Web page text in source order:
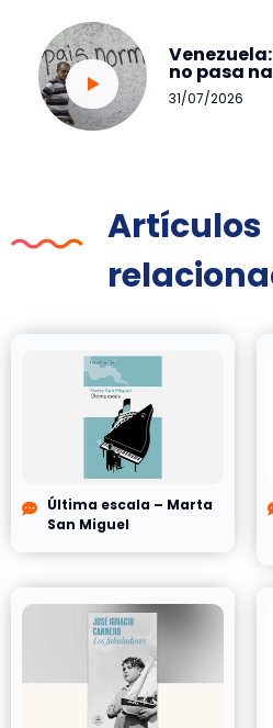
no pasa
31/07/2026
Artículos
Última escala – Marta
San Miguel